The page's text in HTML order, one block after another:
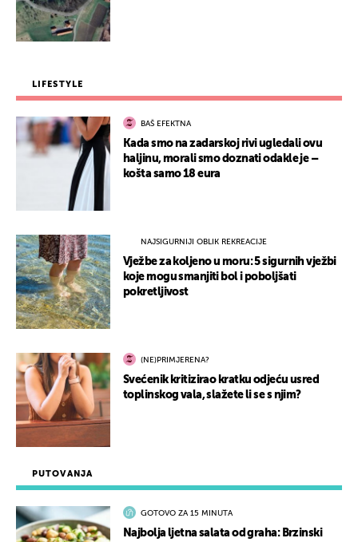
PUTOVANJA
GOTOVO ZA 15 MINUTA
Najbolja ljetna salata od graha: Brzinski
LIFESTYLE
BAŠ EFEKTNA
Kada smo na zadarskoj rivi ugledali ovu
haljinu, morali smo doznati odakle je –
košta samo 18 eura
NAJSIGURNIJI OBLIK REKREACIJE
Vježbe za koljeno u moru: 5 sigurnih vježbi
koje mogu smanjiti bol i poboljšati
pokretljivost
(NE)PRIMJERENA?
Svećenik kritizirao kratku odjeću usred
toplinskog vala, slažete li se s njim?